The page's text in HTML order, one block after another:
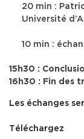
20 min :
Université
10 min :
15h30 :
16h30 : Fin des
Les échanges
Téléchargez